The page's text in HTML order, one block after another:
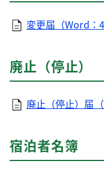
変更届（Word：
廃止（停止）
廃止（停止）届
宿泊者名簿